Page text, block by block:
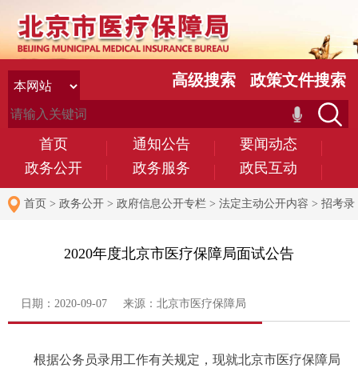
首页 通知公告
要闻动态
政务公开
政务服务 政民互动
高级搜索 政策文件搜索
首页 > 政务公开 > 政府信息公开专栏 > 法定主动公开内容 > 招考录
2020年度北京市医疗保障局面试公告
日期：2020-09-07 来源：北京市医疗保障局
根据公务员录用工作有关规定，现就北京市医疗保障局